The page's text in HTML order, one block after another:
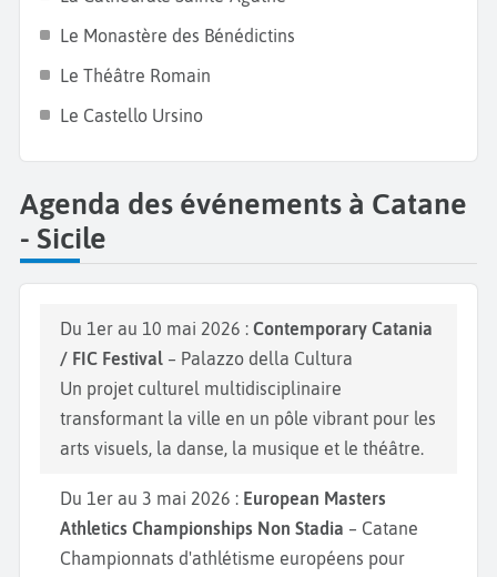
Jardin Public, idéal pour une balade tranquille avec
Ne manquez pas également la
Cuti pour un bain de soleil, et découvrez des sites
Le Monastère des Bénédictins
Le Théâtre Romain
Le Castello Ursino
Agenda des événements à Catane
- Sicile
Du 1er au 10 mai 2026 : Contemporary Catania
/ FIC Festival – Palazzo della Cultura
Un projet culturel multidisciplinaire
transformant la ville en un pôle vibrant pour les
arts visuels, la danse, la musique et le théâtre.
Du 1er au 3 mai 2026 : European Masters
Athletics Championships Non Stadia – Catane
Championnats d'athlétisme européens pour